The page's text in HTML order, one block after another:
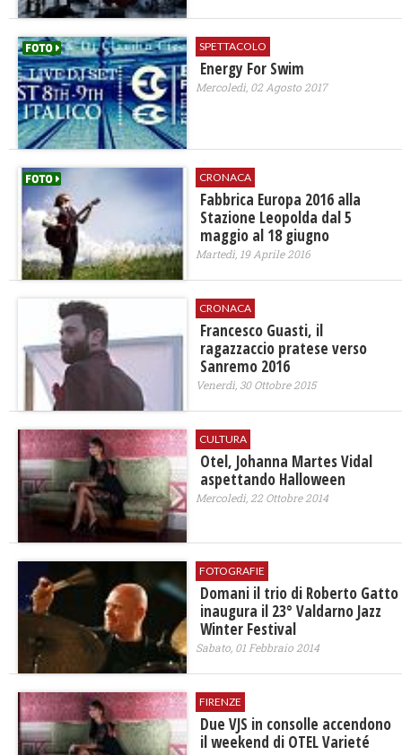
SPETTACOLO
Energy For Swim
Mercoledì, 02 Agosto 2017
CRONACA
Fabbrica Europa 2016 alla
Stazione Leopolda dal 5
maggio al 18 giugno
Martedì, 19 Aprile 2016
CRONACA
Francesco Guasti, il
ragazzaccio pratese verso
Sanremo 2016
Venerdì, 30 Ottobre 2015
CULTURA
Otel, Johanna Martes Vidal
aspettando Halloween
Mercoledì, 22 Ottobre 2014
FOTOGRAFIE
Domani il trio di Roberto Gatto
inaugura il 23° Valdarno Jazz
Winter Festival
Sabato, 01 Febbraio 2014
FIRENZE
Due VJS in consolle accendono
il weekend di OTEL Varieté